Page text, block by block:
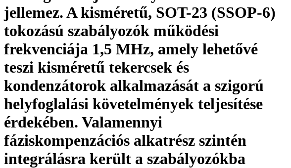
jellemez. A kisméretű, SOT-23 (SSOP-6)
tokozású szabályozók működési
frekvenciája 1,5 MHz, amely lehetővé
teszi kisméretű tekercsek és
kondenzátorok alkalmazását a szigorú
helyfoglalási követelmények teljesítése
érdekében. Valamennyi
fáziskompenzációs alkatrész szintén
integrálásra került a szabályozókba